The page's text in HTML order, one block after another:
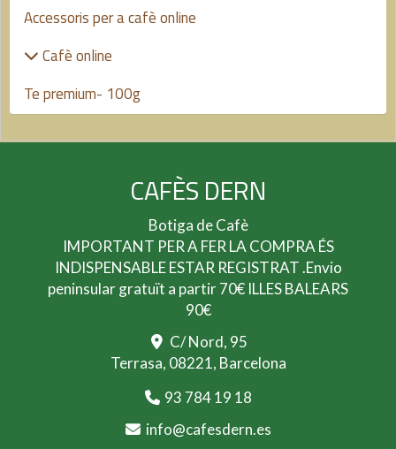
Accessoris per a cafè online
Cafè online
Te premium- 100g
CAFÈS DERN
Botiga de Cafè
IMPORTANT PER A FER LA COMPRA ÉS
INDISPENSABLE ESTAR REGISTRAT .Envio
peninsular gratuït a partir 70€ ILLES BALEARS
90€
C/ Nord, 95
Terrasa, 08221, Barcelona
93 784 19 18
info
cafesdern.es